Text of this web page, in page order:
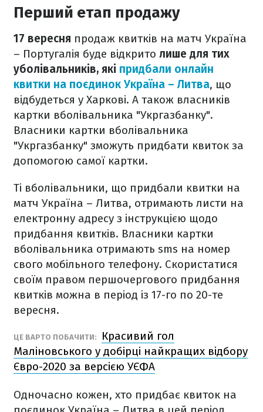
Перший етап продажу
17 вересня продаж квитків на матч Україна
– Португалія буде відкрито лише для тих
уболівальників, які придбали онлайн
квитки на поєдинок Україна – Литва, що
відбудеться у Харкові. А також власників
картки вболівальника "Укргазбанку".
Власники картки вболівальника
"Укргазбанку" зможуть придбати квиток за
допомогою самої картки.
Ті вболівальники, що придбали квитки на
матч Україна – Литва, отримають листи на
електронну адресу з інструкцією щодо
придбання квитків. Власники картки
вболівальника отримають sms на номер
свого мобільного телефону. Скористатися
своїм правом першочергового придбання
квитків можна в період із 17-го по 20-те
вересня.
ЦЕ ВАРТО ПОБАЧИТИ:
Красивий гол
Маліновського у добірці найкращих відбору
Євро-2020 за версією УЄФА
Одночасно кожен, хто придбає квиток на